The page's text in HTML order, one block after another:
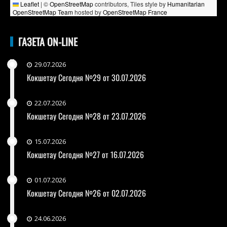
Leaflet | ©OpenStreetMapcontributors, Tiles style by Humanitarian
OpenStreetMap Teamhosted byOpenStreetMap France
ГАЗЕТА ON-LINE
29.07.2026
Кокшетау Сегодня №29 от 30.07.2026
22.07.2026
Кокшетау Сегодня №28 от 23.07.2026
15.07.2026
Кокшетау Сегодня №27 от 16.07.2026
01.07.2026
Кокшетау Сегодня №26 от 02.07.2026
24.06.2026